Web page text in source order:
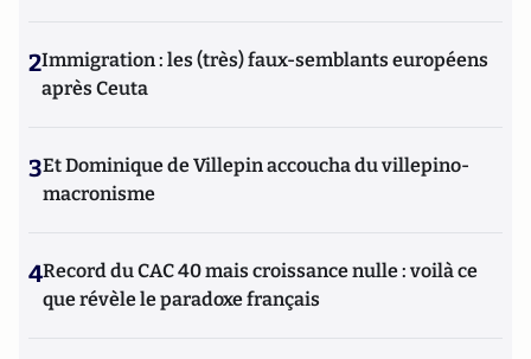
2Immigration : les (très) faux-semblants européens
après Ceuta
3Et Dominique de Villepin accoucha du villepino-
macronisme
4Record du CAC 40 mais croissance nulle : voilà ce
que révèle le paradoxe français